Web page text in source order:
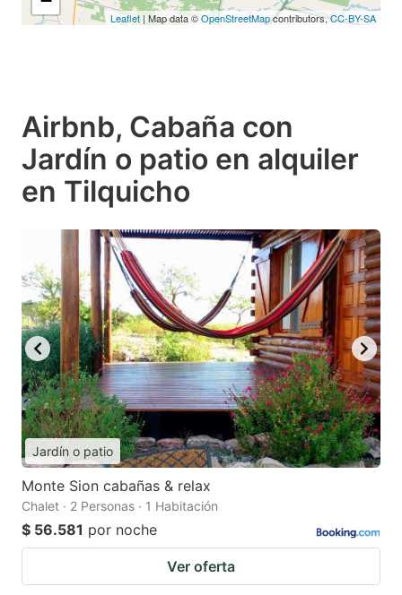
Leaflet| Map data ©OpenStreetMapcontributors,CC-BY-SA
Airbnb, Cabaña con
Jardín o patio en alquiler
en Tilquicho
Jardín o patio
Monte Sion cabañas & relax
Chalet · 2 Personas · 1 Habitación
$ 56.581 por noche
Ver oferta